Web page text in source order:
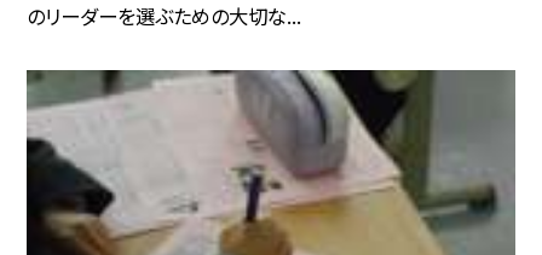
のリーダーを選ぶための大切な...